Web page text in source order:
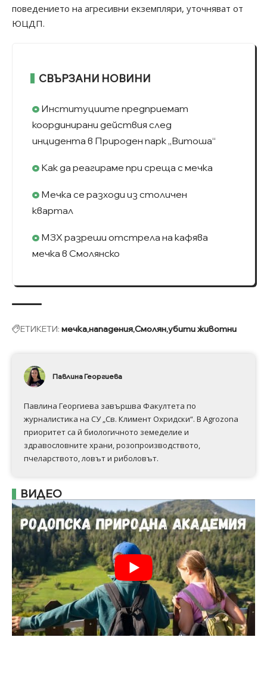
поведението на агресивни екземпляри, уточняват от
ЮЦДП.
СВЪРЗАНИ НОВИНИ
Институциите предприемат
координирани действия след
инцидента в Природен парк „Витоша“
Как да реагираме при среща с мечка
Мечка се разходи из столичен
квартал
МЗХ разреши отстрела на кафява
мечка в Смолянско
ЕТИКЕТИ: мечканападенияСмолянубити животни
Павлина Георгиева
Павлина Георгиева завършва Факултета по
журналистика на СУ „Св. Климент Охридски“. В Аgrozona
приоритет са й биологичното земеделие и
здравословните храни, розопроизводството,
пчеларството, ловът и риболовът.
ВИДЕО